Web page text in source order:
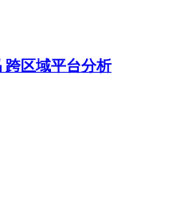
跨区域平台分析